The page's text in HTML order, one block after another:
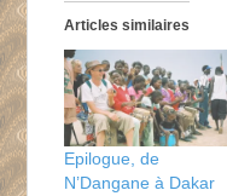
Articles similaires
Epilogue, de
N’Dangane à Dakar